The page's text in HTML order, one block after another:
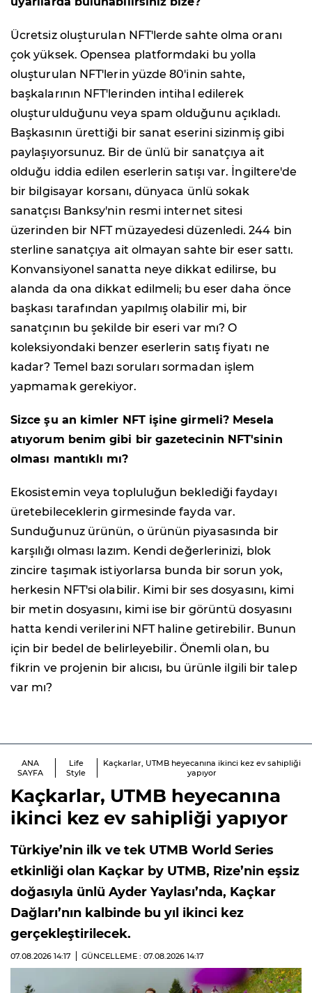
Ücretsiz oluşturulan NFT'lerde sahte olma oranı
çok yüksek. Opensea platformdaki bu yolla
oluşturulan NFT'lerin yüzde 80'inin sahte,
başkalarının NFT'lerinden intihal edilerek
oluşturulduğunu veya spam olduğunu açıkladı.
Başkasının ürettiği bir sanat eserini sizinmiş gibi
paylaşıyorsunuz. Bir de ünlü bir sanatçıya ait
olduğu iddia edilen eserlerin satışı var. İngiltere'de
bir bilgisayar korsanı, dünyaca ünlü sokak
sanatçısı Banksy'nin resmi internet sitesi
üzerinden bir NFT müzayedesi düzenledi. 244 bin
sterline sanatçıya ait olmayan sahte bir eser sattı.
Konvansiyonel sanatta neye dikkat edilirse, bu
alanda da ona dikkat edilmeli; bu eser daha önce
başkası tarafından yapılmış olabilir mi, bir
sanatçının bu şekilde bir eseri var mı? O
koleksiyondaki benzer eserlerin satış fiyatı ne
kadar? Temel bazı soruları sormadan işlem
yapmamak gerekiyor.
Sizce şu an kimler NFT işine girmeli? Mesela
atıyorum benim gibi bir gazetecinin NFT'sinin
olması mantıklı mı?
Ekosistemin veya topluluğun beklediği faydayı
üretebileceklerin girmesinde fayda var.
Sunduğunuz ürünün, o ürünün piyasasında bir
karşılığı olması lazım. Kendi değerlerinizi, blok
zincire taşımak istiyorlarsa bunda bir sorun yok,
herkesin NFT'si olabilir. Kimi bir ses dosyasını, kimi
bir metin dosyasını, kimi ise bir görüntü dosyasını
hatta kendi verilerini NFT haline getirebilir. Bunun
için bir bedel de belirleyebilir. Önemli olan, bu
fikrin ve projenin bir alıcısı, bu ürünle ilgili bir talep
var mı?
ANA
SAYFA
Life
Style
Kaçkarlar, UTMB heyecanına ikinci kez ev sahipliği
yapıyor
Kaçkarlar, UTMB heyecanına
ikinci kez ev sahipliği yapıyor
Türkiye’nin ilk ve tek UTMB World Series
etkinliği olan Kaçkar by UTMB, Rize’nin eşsiz
doğasıyla ünlü Ayder Yaylası’nda, Kaçkar
Dağları’nın kalbinde bu yıl ikinci kez
gerçekleştirilecek.
07.08.2026 14:17 GÜNCELLEME : 07.08.2026 14:17